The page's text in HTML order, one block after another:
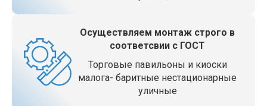
Осуществляем монтаж строго в
соответсвии с ГОСТ
Торговые павильоны и киоски
малога- баритные нестационарные
уличные